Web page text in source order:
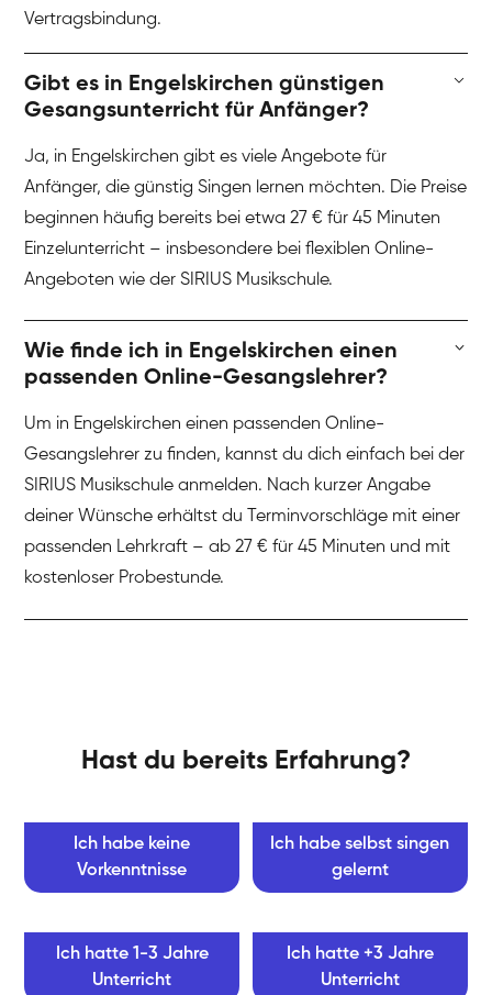
Vertragsbindung.
Gibt es in Engelskirchen günstigen
Gesangsunterricht für Anfänger?
Ja, in Engelskirchen gibt es viele Angebote für
Anfänger, die günstig Singen lernen möchten. Die Preise
beginnen häufig bereits bei etwa 27 € für 45 Minuten
Einzelunterricht – insbesondere bei flexiblen Online-
Angeboten wie der SIRIUS Musikschule.
Wie finde ich in Engelskirchen einen
passenden Online-Gesangslehrer?
Um in Engelskirchen einen passenden Online-
Gesangslehrer zu finden, kannst du dich einfach bei der
SIRIUS Musikschule anmelden. Nach kurzer Angabe
deiner Wünsche erhältst du Terminvorschläge mit einer
passenden Lehrkraft – ab 27 € für 45 Minuten und mit
kostenloser Probestunde.
Hast du bereits Erfahrung?
Ich habe keine
Vorkenntnisse
Ich habe selbst singen
gelernt
Ich hatte 1-3 Jahre
Unterricht
Ich hatte +3 Jahre
Unterricht